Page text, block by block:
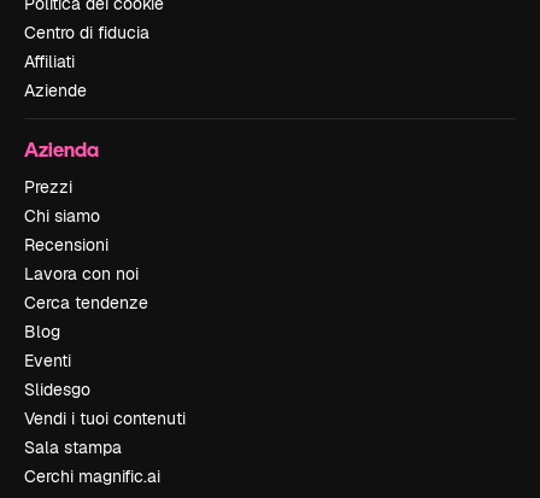
Centro di fiducia
Affiliati
Aziende
Azienda
Prezzi
Chi siamo
Recensioni
Lavora con noi
Cerca tendenze
Blog
Eventi
Slidesgo
Vendi i tuoi contenuti
Sala stampa
Cerchi magnific.ai